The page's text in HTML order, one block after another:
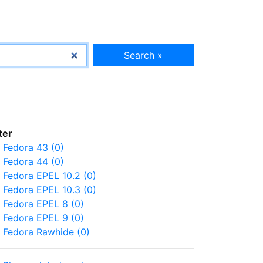
Search »
Fedora 43 (0)
Fedora 44 (0)
Fedora EPEL 10.2 (0)
Fedora EPEL 10.3 (0)
Fedora EPEL 8 (0)
Fedora EPEL 9 (0)
Fedora Rawhide (0)